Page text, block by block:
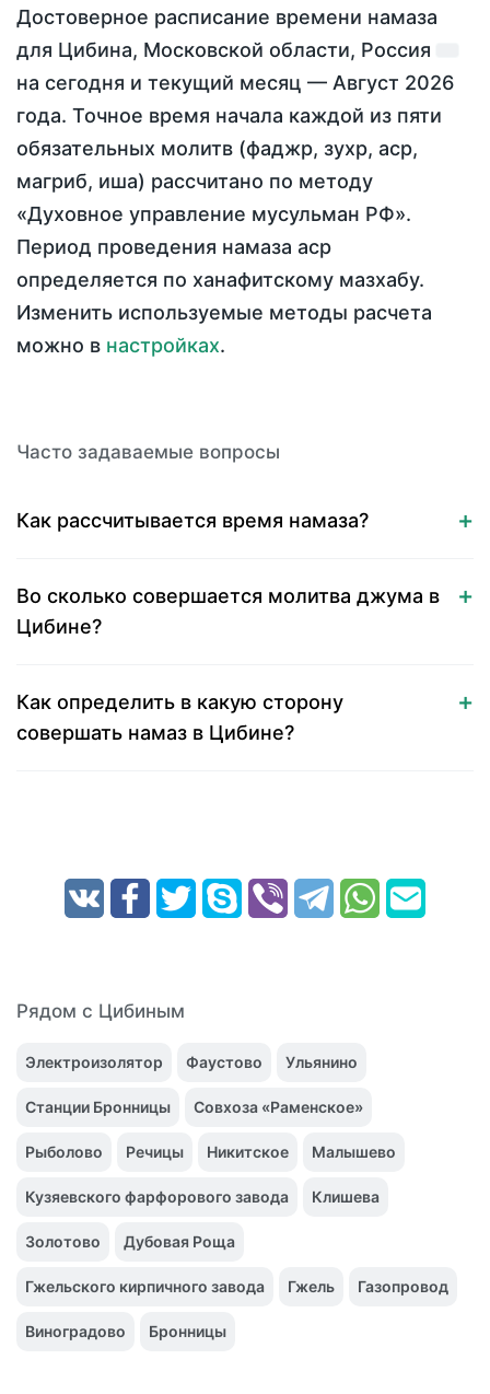
Достоверное расписание времени намаза
для Цибина, Московской области, Россия
на сегодня и текущий месяц — Август 2026
года. Точное время начала каждой из пяти
обязательных молитв (фаджр, зухр, аср,
магриб, иша) рассчитано по методу
«Духовное управление мусульман РФ».
Период проведения намаза аср
определяется по ханафитскому мазхабу.
Изменить используемые методы расчета
можно в настройках.
Часто задаваемые вопросы
Как рассчитывается время намаза?
Во сколько совершается молитва джума в
Цибине?
Как определить в какую сторону
совершать намаз в Цибине?
Рядом с Цибиным
Электроизолятор Фаустово Ульянино
Станции Бронницы Совхоза «Раменское»
Рыболово Речицы Никитское Малышево
Кузяевского фарфорового завода Клишева
Золотово Дубовая Роща
Гжельского кирпичного завода Гжель Газопровод
Виноградово Бронницы